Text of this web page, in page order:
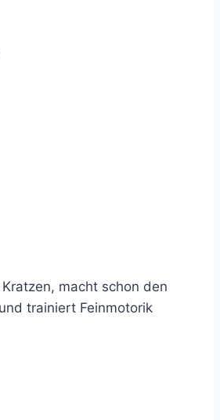
macht schon den
trainiert Feinmotorik